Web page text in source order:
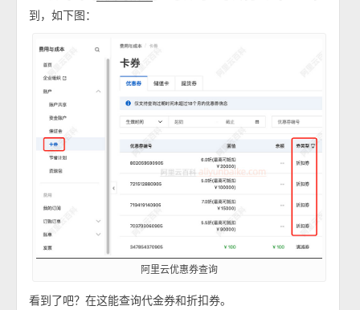
到，如下图：
阿里云优惠券查询
看到了吧？在这能查询代金券和折扣券。